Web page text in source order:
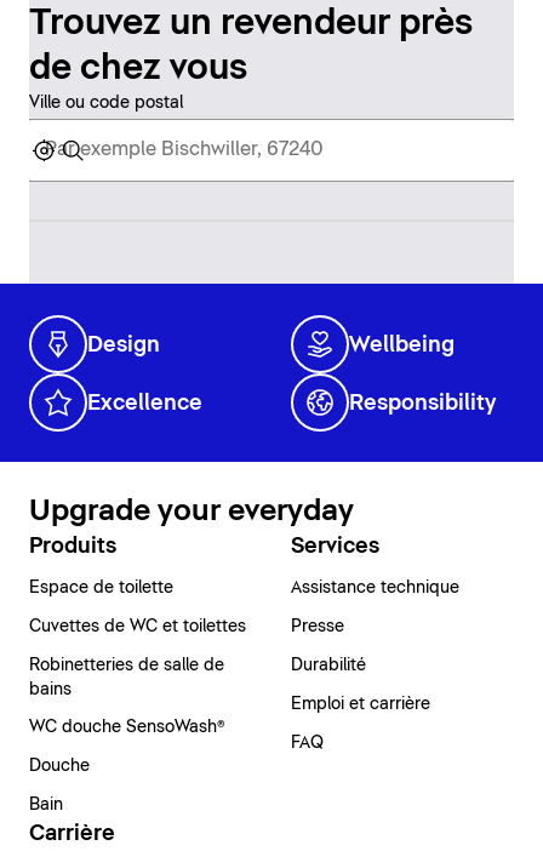
Trouvez un revendeur près
de chez vous
Ville ou code postal
Design Wellbeing
Excellence Responsibility
Upgrade your everyday
Produits
Espace de toilette
Cuvettes de WC et toilettes
Robinetteries de salle de
bains
WC douche SensoWash®
Douche
Bain
Services
Assistance technique
Presse
Durabilité
Emploi et carrière
FAQ
Carrière